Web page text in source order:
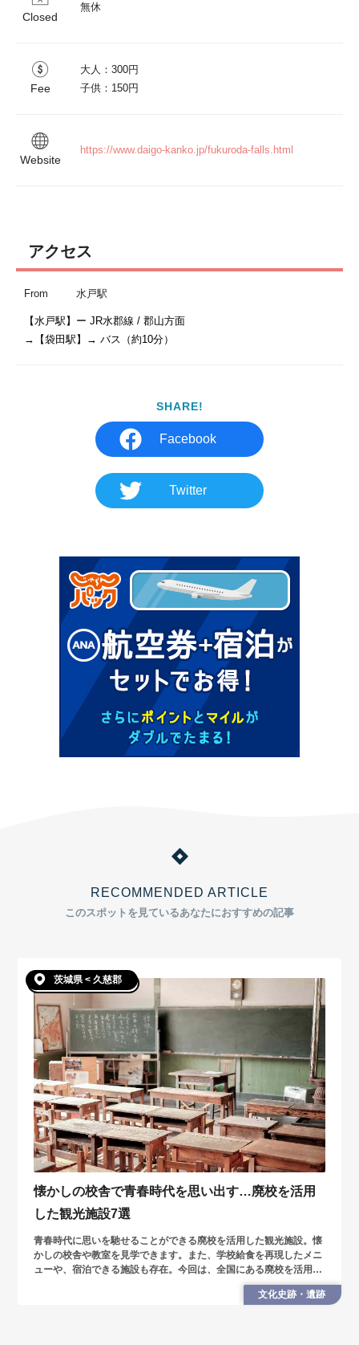
Closed
無休
Fee
大人：300円
子供：150円
Website
https://www.daigo-kanko.jp/fukuroda-falls.html
アクセス
From 水戸駅
【水戸駅】ー JR水郡線 / 郡山方面
→【袋田駅】→ バス（約10分）
SHARE!
Facebook
Twitter
RECOMMENDED ARTICLE
このスポットを見ているあなたにおすすめの記事
茨城県 < 久慈郡
懐かしの校舎で青春時代を思い出す…廃校を活用
した観光施設7選
青春時代に思いを馳せることができる廃校を活用した観光施設。懐
かしの校舎や教室を見学できます。また、学校給食を再現したメニ
ューや、宿泊できる施設も存在。今回は、全国にある廃校を活用し
文化史跡・遺跡